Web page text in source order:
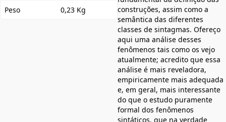
Peso
0,23 Kg
construções, assim como a
semântica das diferentes
classes de sintagmas. Ofereço
aqui uma análise desses
fenômenos tais como os vejo
atualmente; acredito que essa
análise é mais reveladora,
empiricamente mais adequada
e, em geral, mais interessante
do que o estudo puramente
formal dos fenômenos
sintáticos, que na verdade